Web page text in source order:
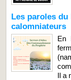
Les paroles du
calomniateurs
En
Il a